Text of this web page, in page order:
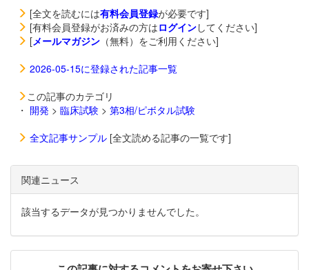
[全文を読むには有料会員登録が必要です]
[有料会員登録がお済みの方はログインしてください]
[メールマガジン （無料）をご利用ください]
2026-05-15に登録された記事一覧
この記事のカテゴリ
・ 開発 > 臨床試験 > 第3相/ピボタル試験
全文記事サンプル [全文読める記事の一覧です]
関連ニュース
該当するデータが見つかりませんでした。